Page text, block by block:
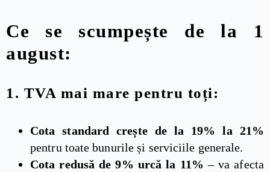
Ce se scumpește de la 1
august:
1. TVA mai mare pentru toți:
Cota standard crește de la 19% la 21%
pentru toate bunurile și serviciile generale.
Cota redusă de 9% urcă la 11% – va afecta